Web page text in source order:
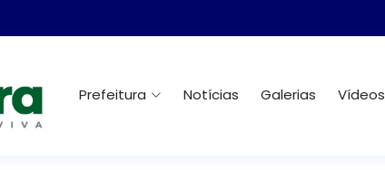
Prefeitura Notícias Galerias Vídeos